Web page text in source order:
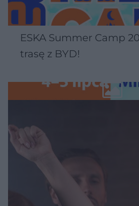
ESKA Summer Camp
trasę z BYD!